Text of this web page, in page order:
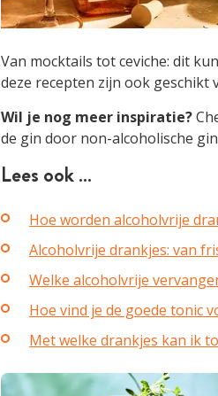
Van mocktails tot ceviche: dit
deze recepten zijn ook geschikt
Wil je nog meer inspiratie?
de gin door non-alcoholische gin
Lees ook …
Hoe worden alcoholvrije
Alcoholvrije drankjes: van
Welke alcoholvrije
Hoe vind je de goede tonic
Met welke drankjes kan ik